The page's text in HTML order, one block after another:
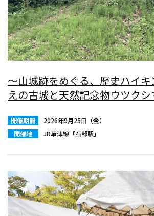
～山城跡をめぐる、歴史ハイ
えの古城と天然記念物ウツクシ
開催期間
2026年9月25日（金）
開催地
JR草津線「石部駅」